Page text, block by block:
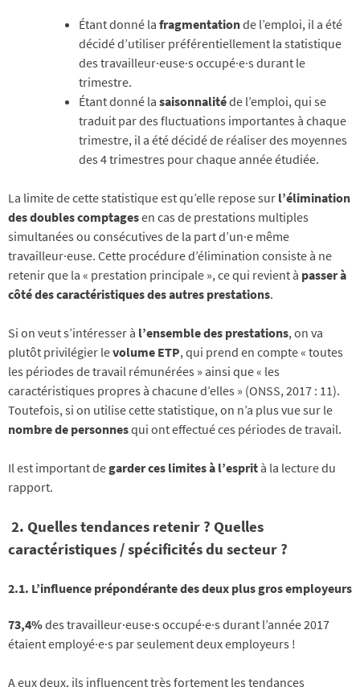
Étant donné la fragmentationde l’emploi, il a été
décidé d’utiliser préférentiellement la statistique
des travailleur·euse·s occupé·e·s durant le
trimestre.
Étant donné la saisonnalitéde l’emploi, qui se
traduit par des fluctuations importantes à chaque
trimestre, il a été décidé de réaliser des moyennes
des 4 trimestres pour chaque année étudiée.
La limite de cette statistique est qu’elle repose sur l’élimination
des doubles comptagesen cas de prestations multiples
simultanées ou consécutives de la part d’un·e même
travailleur·euse. Cette procédure d’élimination consiste à ne
retenir que la « prestation principale », ce qui revient à passer à
côté des caractéristiques des autres prestations.
Si on veut s’intéresser à l’ensemble des prestations, on va
plutôt privilégier levolume ETP, qui prend en compte « toutes
les périodes de travail rémunérées » ainsi que « les
caractéristiques propres à chacune d’elles » (ONSS, 2017 : 11).
Toutefois, si on utilise cette statistique, on n’a plus vue sur le
nombre de personnesqui ont effectué ces périodes de travail.
Il est important degarder ces limites à l’esprit à la lecture du
rapport.
2. Quelles tendances retenir ? Quelles
caractéristiques / spécificités du secteur ?
2.1. L’influence prépondérante des deux plus gros employeurs
73,4%des travailleur·euse·s occupé·e·s durant l’année 2017
étaient employé·e·s par seulement deux employeurs !
A eux deux, ils influencent très fortement les tendances